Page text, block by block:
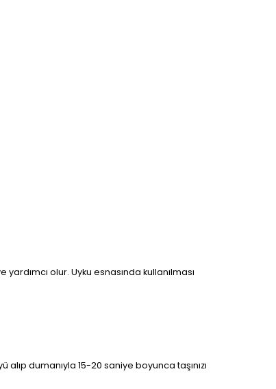
olur. Uyku esnasında kullanılması
dumanıyla 15-20 saniye boyunca taşınızı